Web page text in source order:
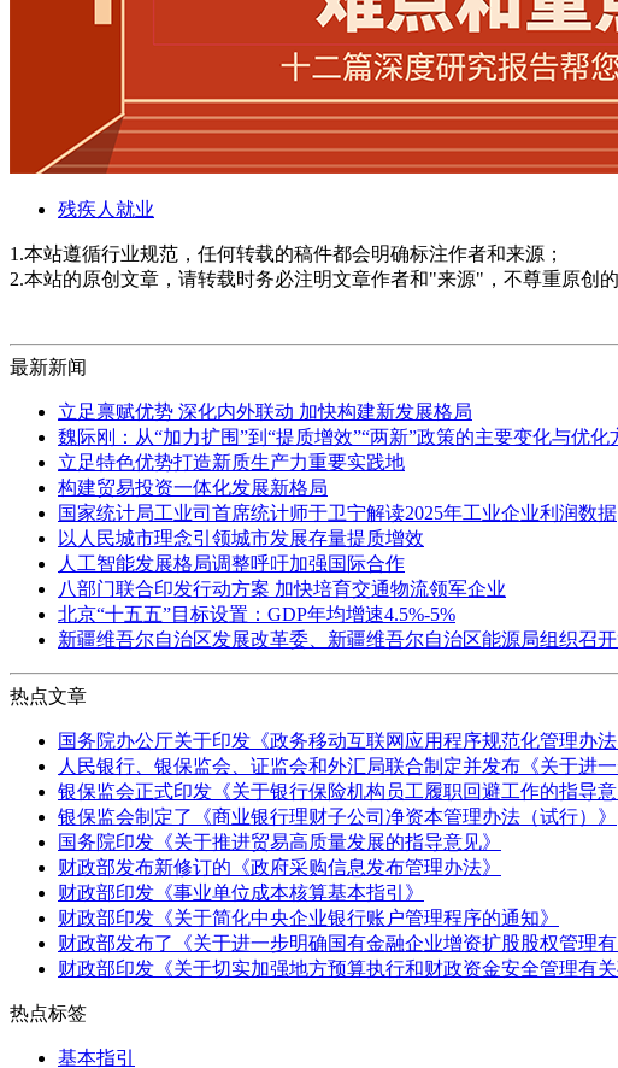
残疾人就业
1.本站遵循行业规范，任何转载的稿件都会明确标注作者和来源；
2.本站的原创文章，请转载时务必注明文章作者和"来源"，不尊重原创
最新新闻
立足禀赋优势 深化内外联动 加快构建新发展格局
魏际刚：从“加力扩围”到“提质增效”“两新”政策的主要变化与优化
立足特色优势打造新质生产力重要实践地
构建贸易投资一体化发展新格局
国家统计局工业司首席统计师于卫宁解读2025年工业企业利润数据
以人民城市理念引领城市发展存量提质增效
人工智能发展格局调整呼吁加强国际合作
八部门联合印发行动方案 加快培育交通物流领军企业
北京“十五五”目标设置：GDP年均增速4.5%-5%
新疆维吾尔自治区发展改革委、新疆维吾尔自治区能源局组织召
热点文章
国务院办公厅关于印发《政务移动互联网应用程序规范化管理办
人民银行、银保监会、证监会和外汇局联合制定并发布《关于进
银保监会正式印发《关于银行保险机构员工履职回避工作的指导意
银保监会制定了《商业银行理财子公司净资本管理办法（试行）》
国务院印发《关于推进贸易高质量发展的指导意见》
财政部发布新修订的《政府采购信息发布管理办法》
财政部印发《事业单位成本核算基本指引》
财政部印发《关于简化中央企业银行账户管理程序的通知》
财政部发布了《关于进一步明确国有金融企业增资扩股股权管理有
财政部印发《关于切实加强地方预算执行和财政资金安全管理有关
热点标签
基本指引